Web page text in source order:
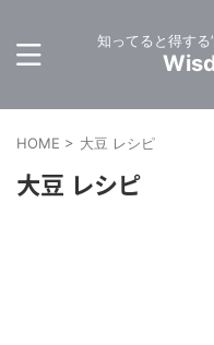
知ってると得する
HOME > 大豆 レシピ
大豆 レシピ